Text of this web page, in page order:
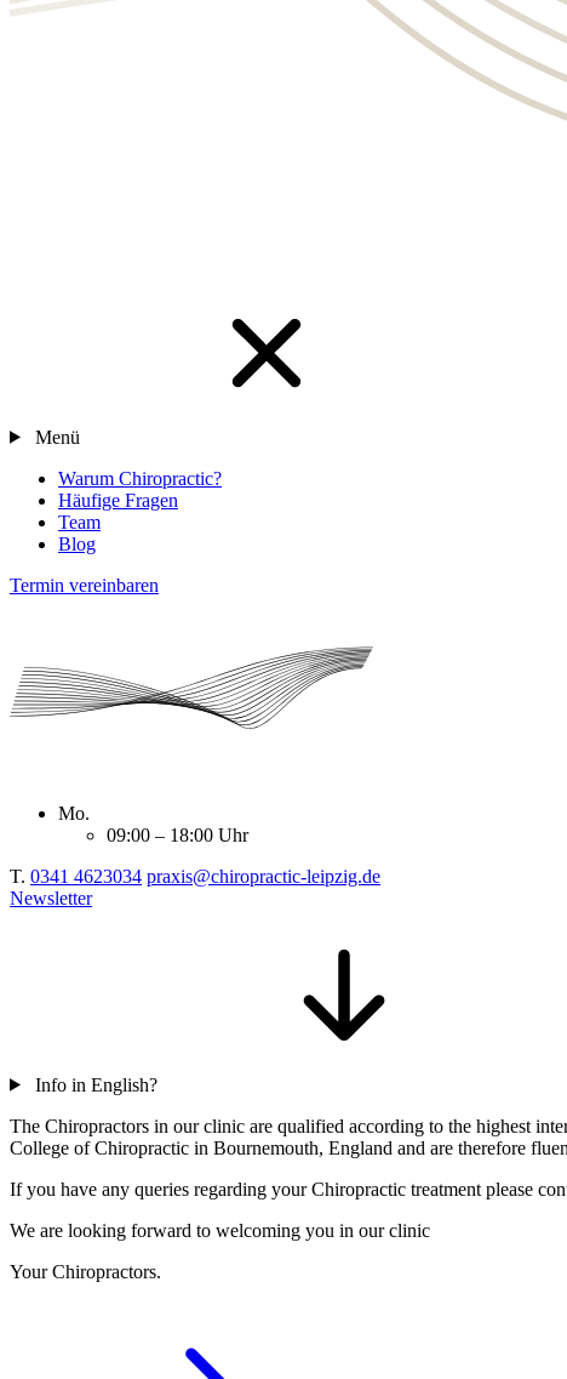
Menü
Warum Chiropractic?
Häufige Fragen
Team
Blog
Termin vereinbaren
Mo.
09:00 – 18:00 Uhr
T. 0341 4623034 praxis@chiropractic-leipzig.de
Newsletter
Info in English?
The Chiropractors in our clinic are qualified according to the highest
College of Chiropractic in Bournemouth, England and are therefore
If you have any queries regarding your Chiropractic treatment please
We are looking forward to welcoming you in our clinic
Your Chiropractors.